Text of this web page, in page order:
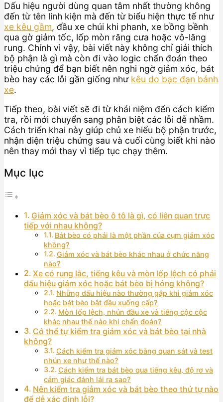
Dấu hiệu người dùng quan tâm nhất thường không
đến từ tên linh kiện mà đến từ biểu hiện thực tế như
xe kêu gầm, đầu xe chúi khi phanh, xe bồng bềnh
qua gờ giảm tốc, lốp mòn răng cưa hoặc vô-lăng
rung. Chính vì vậy, bài viết này không chỉ giải thích
bộ phận là gì mà còn đi vào logic chẩn đoán theo
triệu chứng để bạn biết nên nghi ngờ giảm xóc, bát
bèo hay các lỗi gần giống như kêu do bạc đạn bánh
xe.
Tiếp theo, bài viết sẽ đi từ khái niệm đến cách kiểm
tra, rồi mới chuyển sang phân biệt các lỗi dễ nhầm.
Cách triển khai này giúp chủ xe hiểu bộ phận trước,
nhận diện triệu chứng sau và cuối cùng biết khi nào
nên thay mới thay vì tiếp tục chạy thêm.
Mục lục
Giảm xóc và bát bèo ô tô là gì, có liên quan trực
tiếp với nhau không?
Bát bèo có phải là một phần của cụm giảm xóc
không?
Giảm xóc và bát bèo khác nhau ở chức năng
nào?
Xe có rung lắc, tiếng kêu và mòn lốp lệch có phải
dấu hiệu giảm xóc hoặc bát bèo bị hỏng không?
Những dấu hiệu nào thường gặp khi giảm xóc
hoặc bát bèo bắt đầu xuống cấp?
Mòn lốp lệch, nhún đầu xe và tiếng cộc cộc
khác nhau thế nào khi chẩn đoán?
Có thể tự kiểm tra giảm xóc và bát bèo tại nhà
không?
Cách kiểm tra giảm xóc bằng quan sát và test
nhún xe như thế nào?
Cách kiểm tra bát bèo qua tiếng kêu, độ rơ và
cảm giác đánh lái ra sao?
Nên kiểm tra giảm xóc và bát bèo theo thứ tự nào
để dễ xác định lỗi?